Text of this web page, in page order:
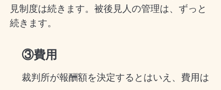
見制度は続きます。被後見人の管理は、ずっと
続きます。
③費用
裁判所が報酬額を決定するとはいえ、費用は